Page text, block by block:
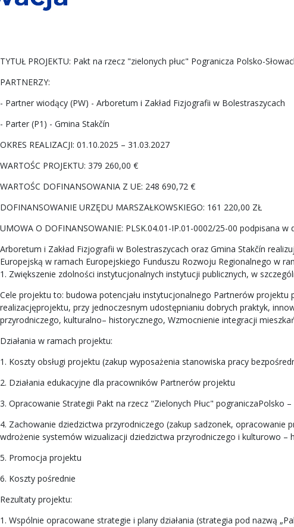
TYTUŁ PROJEKTU: Pakt na rzecz "zielonych płuc" Pogranicza Polsko-
PARTNERZY:
- Partner wiodący (PW) - Arboretum i Zakład Fizjografii w Bolestraszycach
- Parter (P1) - Gmina Stakčín
OKRES REALIZACJI: 01.10.2025 – 31.03.2027
WARTOŚC PROJEKTU: 379 260,00 €
WARTOŚC DOFINANSOWANIA Z UE: 248 690,72 €
DOFINANSOWANIE URZĘDU MARSZAŁKOWSKIEGO: 161 220,00 ZŁ
UMOWA O DOFINANSOWANIE: PLSK.04.01-IP.01-0002/25-00 podpisana w
Arboretum i Zakład Fizjografii w Bolestraszycach oraz Gmina Stakčín
Europejską w ramach Europejskiego Funduszu Rozwoju Regionalnego w
1. Zwiększenie zdolności instytucjonalnych instytucji publicznych, w
Cele projektu to: budowa potencjału instytucjonalnego Partnerów
realizacjęprojektu, przy jednoczesnym udostępnianiu dobrych praktyk,
przyrodniczego, kulturalno– historycznego, Wzmocnienie integracji
Działania w ramach projektu:
1. Koszty obsługi projektu (zakup wyposażenia stanowiska pracy
2. Działania edukacyjne dla pracowników Partnerów projektu
3. Opracowanie Strategii Pakt na rzecz "Zielonych Płuc" pograniczaPolsko –
4. Zachowanie dziedzictwa przyrodniczego (zakup sadzonek,
wdrożenie systemów wizualizacji dziedzictwa przyrodniczego i kulturowo
5. Promocja projektu
6. Koszty pośrednie
Rezultaty projektu:
1. Wspólnie opracowane strategie i plany działania (strategia pod nazwą